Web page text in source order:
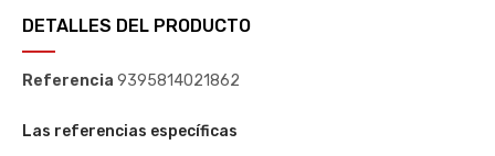
DETALLES DEL PRODUCTO
Referencia 9395814021862
Las referencias específicas